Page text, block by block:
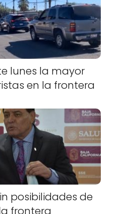
lunes la mayor
en la frontera
posibilidades de
frontera